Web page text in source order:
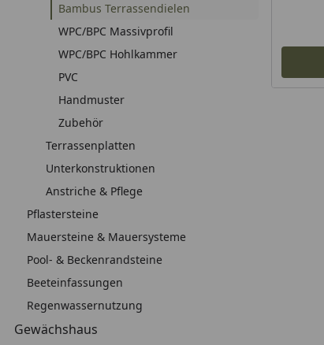
Bambus Terrassendielen
WPC/BPC Massivprofil
WPC/BPC Hohlkammer
PVC
Handmuster
Zubehör
Terrassenplatten
Unterkonstruktionen
Anstriche & Pflege
Pflastersteine
Mauersteine & Mauersysteme
Pool- & Beckenrandsteine
Beeteinfassungen
Regenwassernutzung
Gewächshaus